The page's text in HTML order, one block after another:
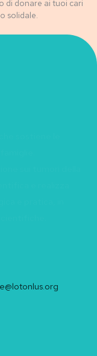
di donare ai tuoi cari
solidale.